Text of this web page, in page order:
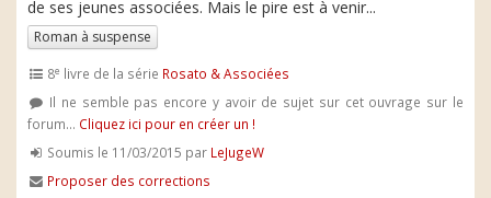
de ses jeunes associées. Mais le pire est à venir...
Roman à suspense
8e livre de la série Rosato & Associées
Il ne semble pas encore y avoir de sujet sur cet ouvrage sur le
forum... Cliquez ici pour en créer un !
Soumis le 11/03/2015 par LeJugeW
Proposer des corrections